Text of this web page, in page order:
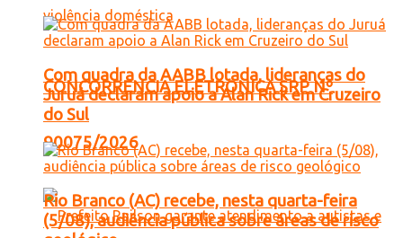
CONCORRENCIA ELETRONICA SRP Nº
90075/2026
Com quadra da AABB lotada, lideranças do
Juruá declaram apoio a Alan Rick em Cruzeiro
do Sul
Rio Branco (AC) recebe, nesta quarta-feira
(5/08), audiência pública sobre áreas de risco